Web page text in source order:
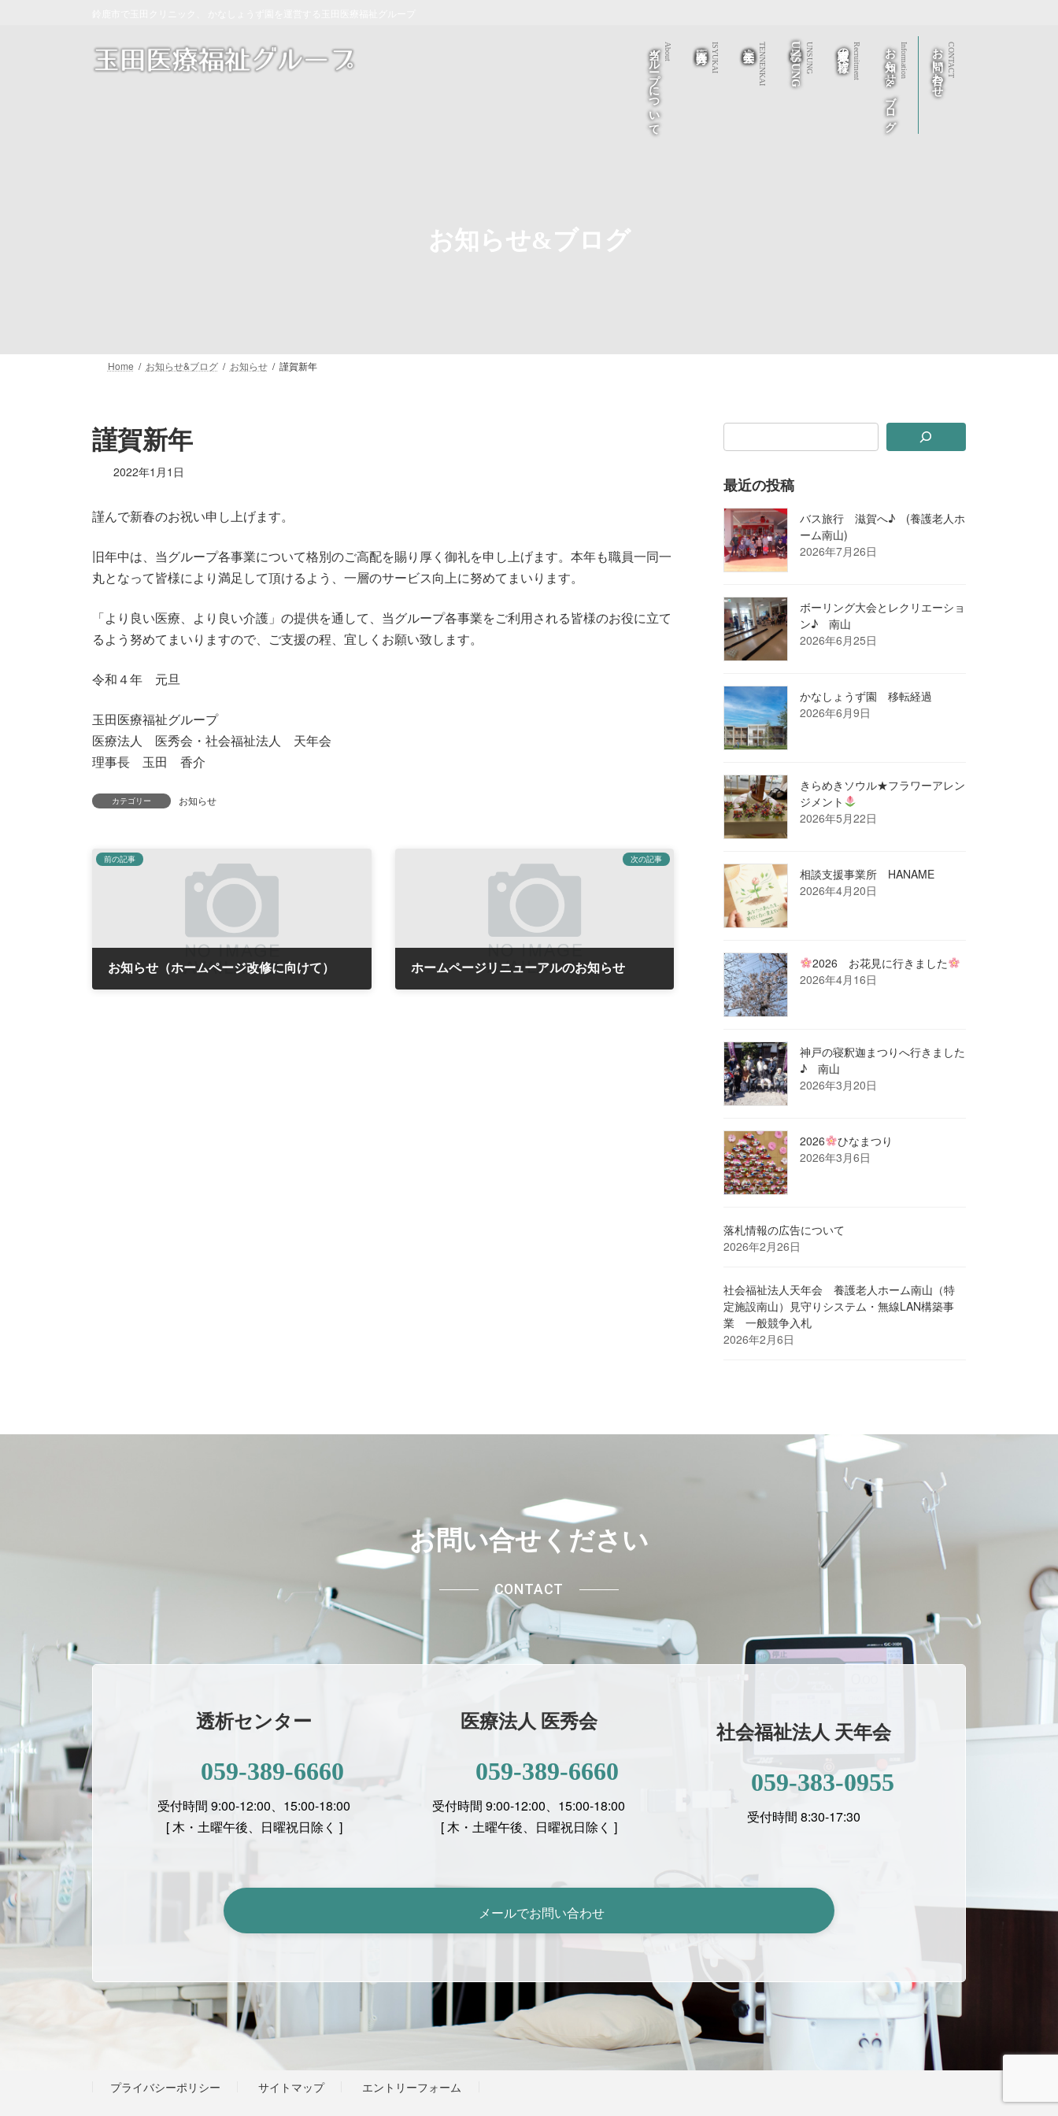
当グループについて About ISYUKAI TENNENKAI 株式会社UNSUNGUNSUNG 求職者の皆様へ Recruitment お知らせ&ブログInformation お問い合わせCONTACT
お知らせ&ブログ
Home お知らせ&ブログ お知らせ 謹賀新年
謹賀新年
2022年1月1日
謹んで新春のお祝い申し上げます。
旧年中は、当グループ各事業について格別のご高配を賜り厚く御礼を申し上げます。本年も職員一同一
丸となって皆様により満足して頂けるよう、一層のサービス向上に努めてまいります。
「より良い医療、より良い介護」の提供を通して、当グループ各事業をご利用される皆様のお役に立て
るよう努めてまいりますので、ご支援の程、宜しくお願い致します。
令和４年 元旦
玉田医療福祉グループ
医療法人 医秀会・社会福祉法人 天年会
理事長 玉田 香介
カテゴリー お知らせ
前の記事
お知らせ（ホームページ改修に向けて）
次の記事
ホームページリニューアルのお知らせ
最近の投稿
バス旅行 滋賀へ♪ (養護老人ホ
ーム南山)
2026年7月26日
ボーリング大会とレクリエーショ
ン♪ 南山
2026年6月25日
かなしょうず園 移転経過
2026年6月9日
きらめきソウル★フラワーアレン
ジメント
2026年5月22日
相談支援事業所 HANAME
2026年4月20日
2026 お花見に行きました
2026年4月16日
神戸の寝釈迦まつりへ行きました
♪ 南山
2026年3月20日
2026
ひなまつり
2026年3月6日
落札情報の広告について
2026年2月26日
社会福祉法人天年会 養護老人ホーム南山（特
定施設南山）見守りシステム・無線LAN構築事
業 一般競争入札
2026年2月6日
お問い合せください
CONTACT
透析センター
059-389-6660
受付時間 9:00-12:00、15:00-18:00
[ 木・土曜午後、日曜祝日除く ]
医療法人 医秀会
059-389-6660
受付時間 9:00-12:00、15:00-18:00
[木・土曜午後、日曜祝日除く ]
社会福祉法人 天年会
059-383-0955
受付時間 8:30-17:30
メールでお問い合わせ
プライバシーポリシー サイトマップ エントリーフォーム